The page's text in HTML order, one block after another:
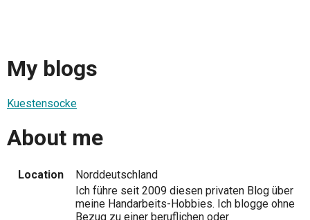
My blogs
Kuestensocke
About me
Location
Norddeutschland
Ich führe seit 2009 diesen privaten Blog über
meine Handarbeits-Hobbies. Ich blogge ohne
Bezug zu einer beruflichen oder